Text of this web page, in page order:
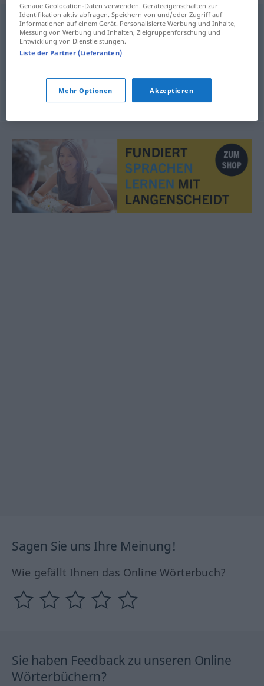
planschen,plätschern
baden,schwimmen,rinnen (von Haarwild) (fachspr.,
Jägersprache),paddeln (ugs.)
© OpenThesaurus.de
Sagen Sie uns Ihre Meinung!
Wie gefällt Ihnen das Online Wörterbuch?
Sie haben Feedback zu unseren Online
Wörterbüchern?
Genaue Geolocation-Daten verwenden. Geräteeigenschaften zur
Identifikation aktiv abfragen. Speichern von und/oder Zugriff auf
Informationen auf einem Gerät. Personalisierte Werbung und Inhalte,
Messung von Werbung und Inhalten, Zielgruppenforschung und
Entwicklung von Dienstleistungen.
Liste der Partner (Lieferanten)
Mehr Optionen Akzeptieren